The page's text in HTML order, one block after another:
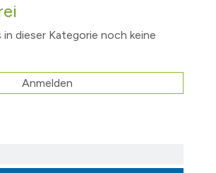
in dieser Kategorie noch keine
Anmelden